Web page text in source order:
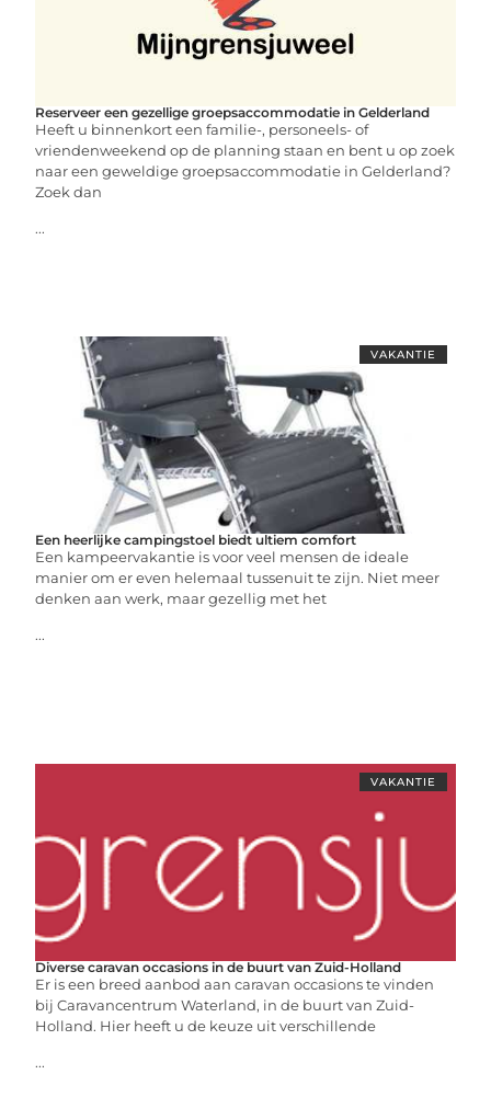
Reserveer een gezellige groepsaccommodatie in Gelderland
Heeft u binnenkort een familie-, personeels- of
vriendenweekend op de planning staan en bent u op zoek
naar een geweldige groepsaccommodatie in Gelderland?
Zoek dan
...
VAKANTIE
Een heerlijke campingstoel biedt ultiem comfort
Een kampeervakantie is voor veel mensen de ideale
manier om er even helemaal tussenuit te zijn. Niet meer
denken aan werk, maar gezellig met het
...
VAKANTIE
Diverse caravan occasions in de buurt van Zuid-Holland
Er is een breed aanbod aan caravan occasions te vinden
bij Caravancentrum Waterland, in de buurt van Zuid-
Holland. Hier heeft u de keuze uit verschillende
...